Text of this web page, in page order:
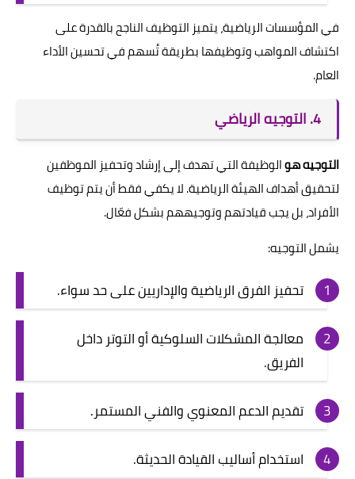
في المؤسسات الرياضية، يتميز التوظيف الناجح بالقدرة على
اكتشاف المواهب وتوظيفها بطريقة تُسهم في تحسين الأداء
العام.
4. التوجيه الرياضي
التوجيه هوالوظيفة التي تهدف إلى إرشاد وتحفيز الموظفين
لتحقيق أهداف الهيئة الرياضية. لا يكفي فقط أن يتم توظيف
الأفراد، بل يجب قيادتهم وتوجيههم بشكل فعّال.
يشمل التوجيه:
تحفيز الفرق الرياضية والإداريين على حد سواء.
معالجة المشكلات السلوكية أو التوتر داخل
الفريق.
تقديم الدعم المعنوي والفني المستمر.
استخدام أساليب القيادة الحديثة.